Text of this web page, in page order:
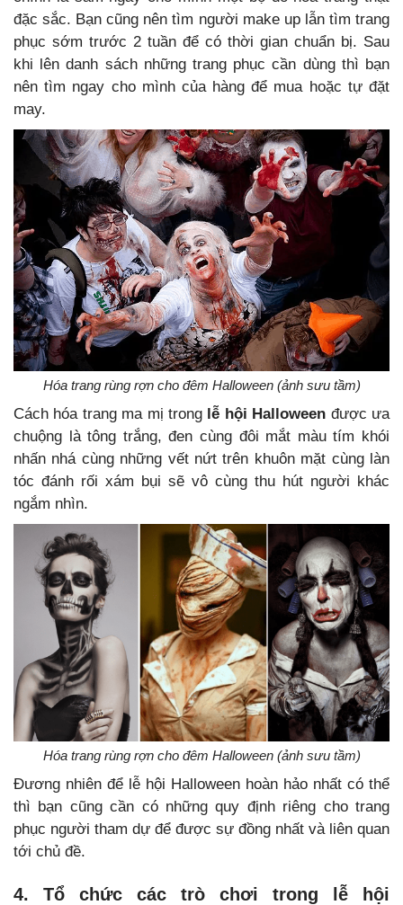
đặc sắc. Bạn cũng nên tìm người make up lẫn tìm trang
phục sớm trước 2 tuần để có thời gian chuẩn bị. Sau
khi lên danh sách những trang phục cần dùng thì bạn
nên tìm ngay cho mình của hàng để mua hoặc tự đặt
may.
Hóa trang rùng rợn cho đêm Halloween (ảnh sưu tầm)
Cách hóa trang ma mị trong lễ hội Halloween được ưa
chuộng là tông trắng, đen cùng đôi mắt màu tím khói
nhấn nhá cùng những vết nứt trên khuôn mặt cùng làn
tóc đánh rối xám bụi sẽ vô cùng thu hút người khác
ngắm nhìn.
Hóa trang rùng rợn cho đêm Halloween (ảnh sưu tầm)
Đương nhiên để lễ hội Halloween hoàn hảo nhất có thể
thì bạn cũng cần có những quy định riêng cho trang
phục người tham dự để được sự đồng nhất và liên quan
tới chủ đề.
4. Tổ chức các trò chơi trong lễ hội